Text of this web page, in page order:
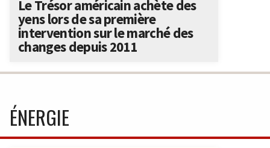
Le Trésor américain achète des
yens lors de sa première
intervention sur le marché des
changes depuis 2011
ÉNERGIE